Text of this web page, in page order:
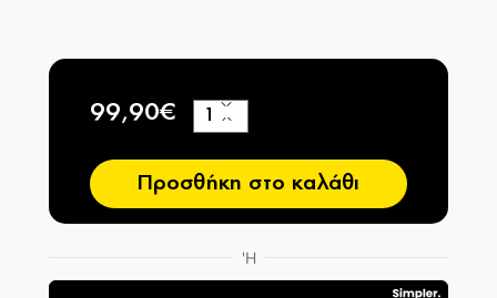
99,90€
−
+
Προσθήκη στο καλάθι